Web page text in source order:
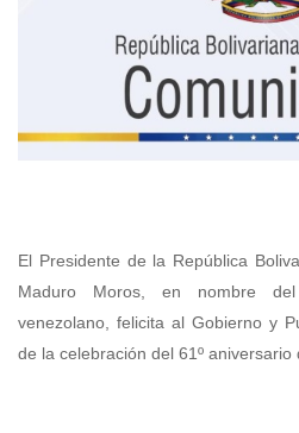
El Presidente de la República
Maduro Moros, en nombre
venezolano, felicita al Gobierno y
de la celebración del 61º aniversario